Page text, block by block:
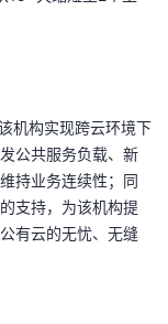
机构实现跨云环境下
公共服务负载、新
持业务连续性；同
支持，为该机构提
有云的无忧、无缝